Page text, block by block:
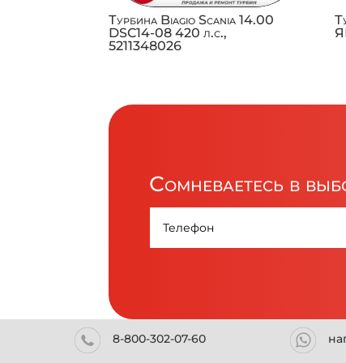
Турбина Biagio Scania 14.00
DSC14-08 420 л.с.,
5211348026
Сомневаетесь в
8-800-302-07-60